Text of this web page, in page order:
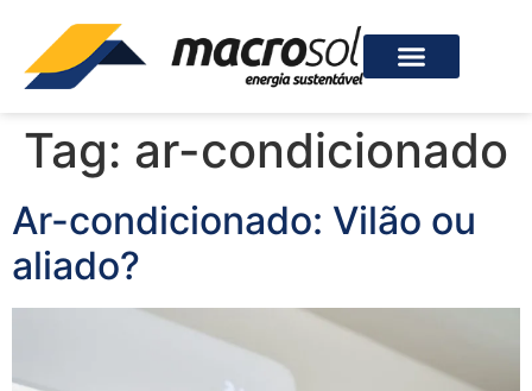
Tag: ar-condicionado
Ar-condicionado: Vilão ou
aliado?